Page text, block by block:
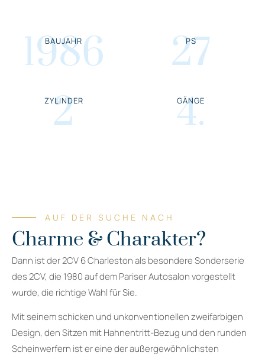
1986
BAUJAHR 27
PS
2
ZYLINDER 4.
GÄNGE
AUF DER SUCHE NACH
Charme & Charakter?
Dann ist der 2CV 6 Charleston als besondere Sonderserie
des 2CV, die 1980 auf dem Pariser Autosalon vorgestellt
wurde, die richtige Wahl für Sie.
Mit seinem schicken und unkonventionellen zweifarbigen
Design, den Sitzen mit Hahnentritt-Bezug und den runden
Scheinwerfern ist er eine der außergewöhnlichsten